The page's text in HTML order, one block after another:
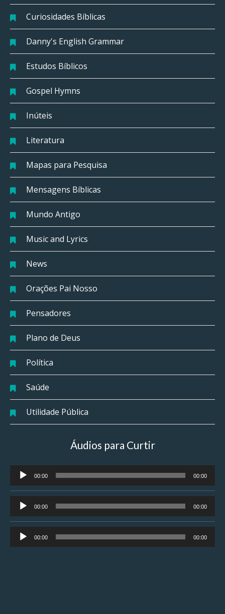
Curiosidades Bíblicas
Danny's English Grammar
Estudos Bíblicos
Gospel Hymns
Inúteis
Literatura
Mapas para Pesquisa
Mensagens Bíblicas
Mundo Antigo
Music and Lyrics
News
Orações Pai Nosso
Pensadores
Plano de Deus
Política
Saúde
Utilidade Pública
Áudios para Curtir
Tocador
de
áudio
00:00 00:00
Tocador
de
áudio
00:00 00:00
Tocador
de
00:00 00:00